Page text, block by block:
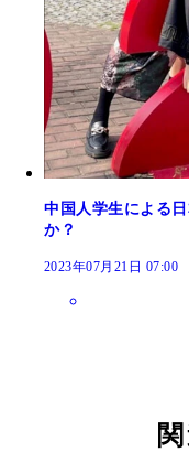
中国人学生による
か？
2023年07月21日 07:00